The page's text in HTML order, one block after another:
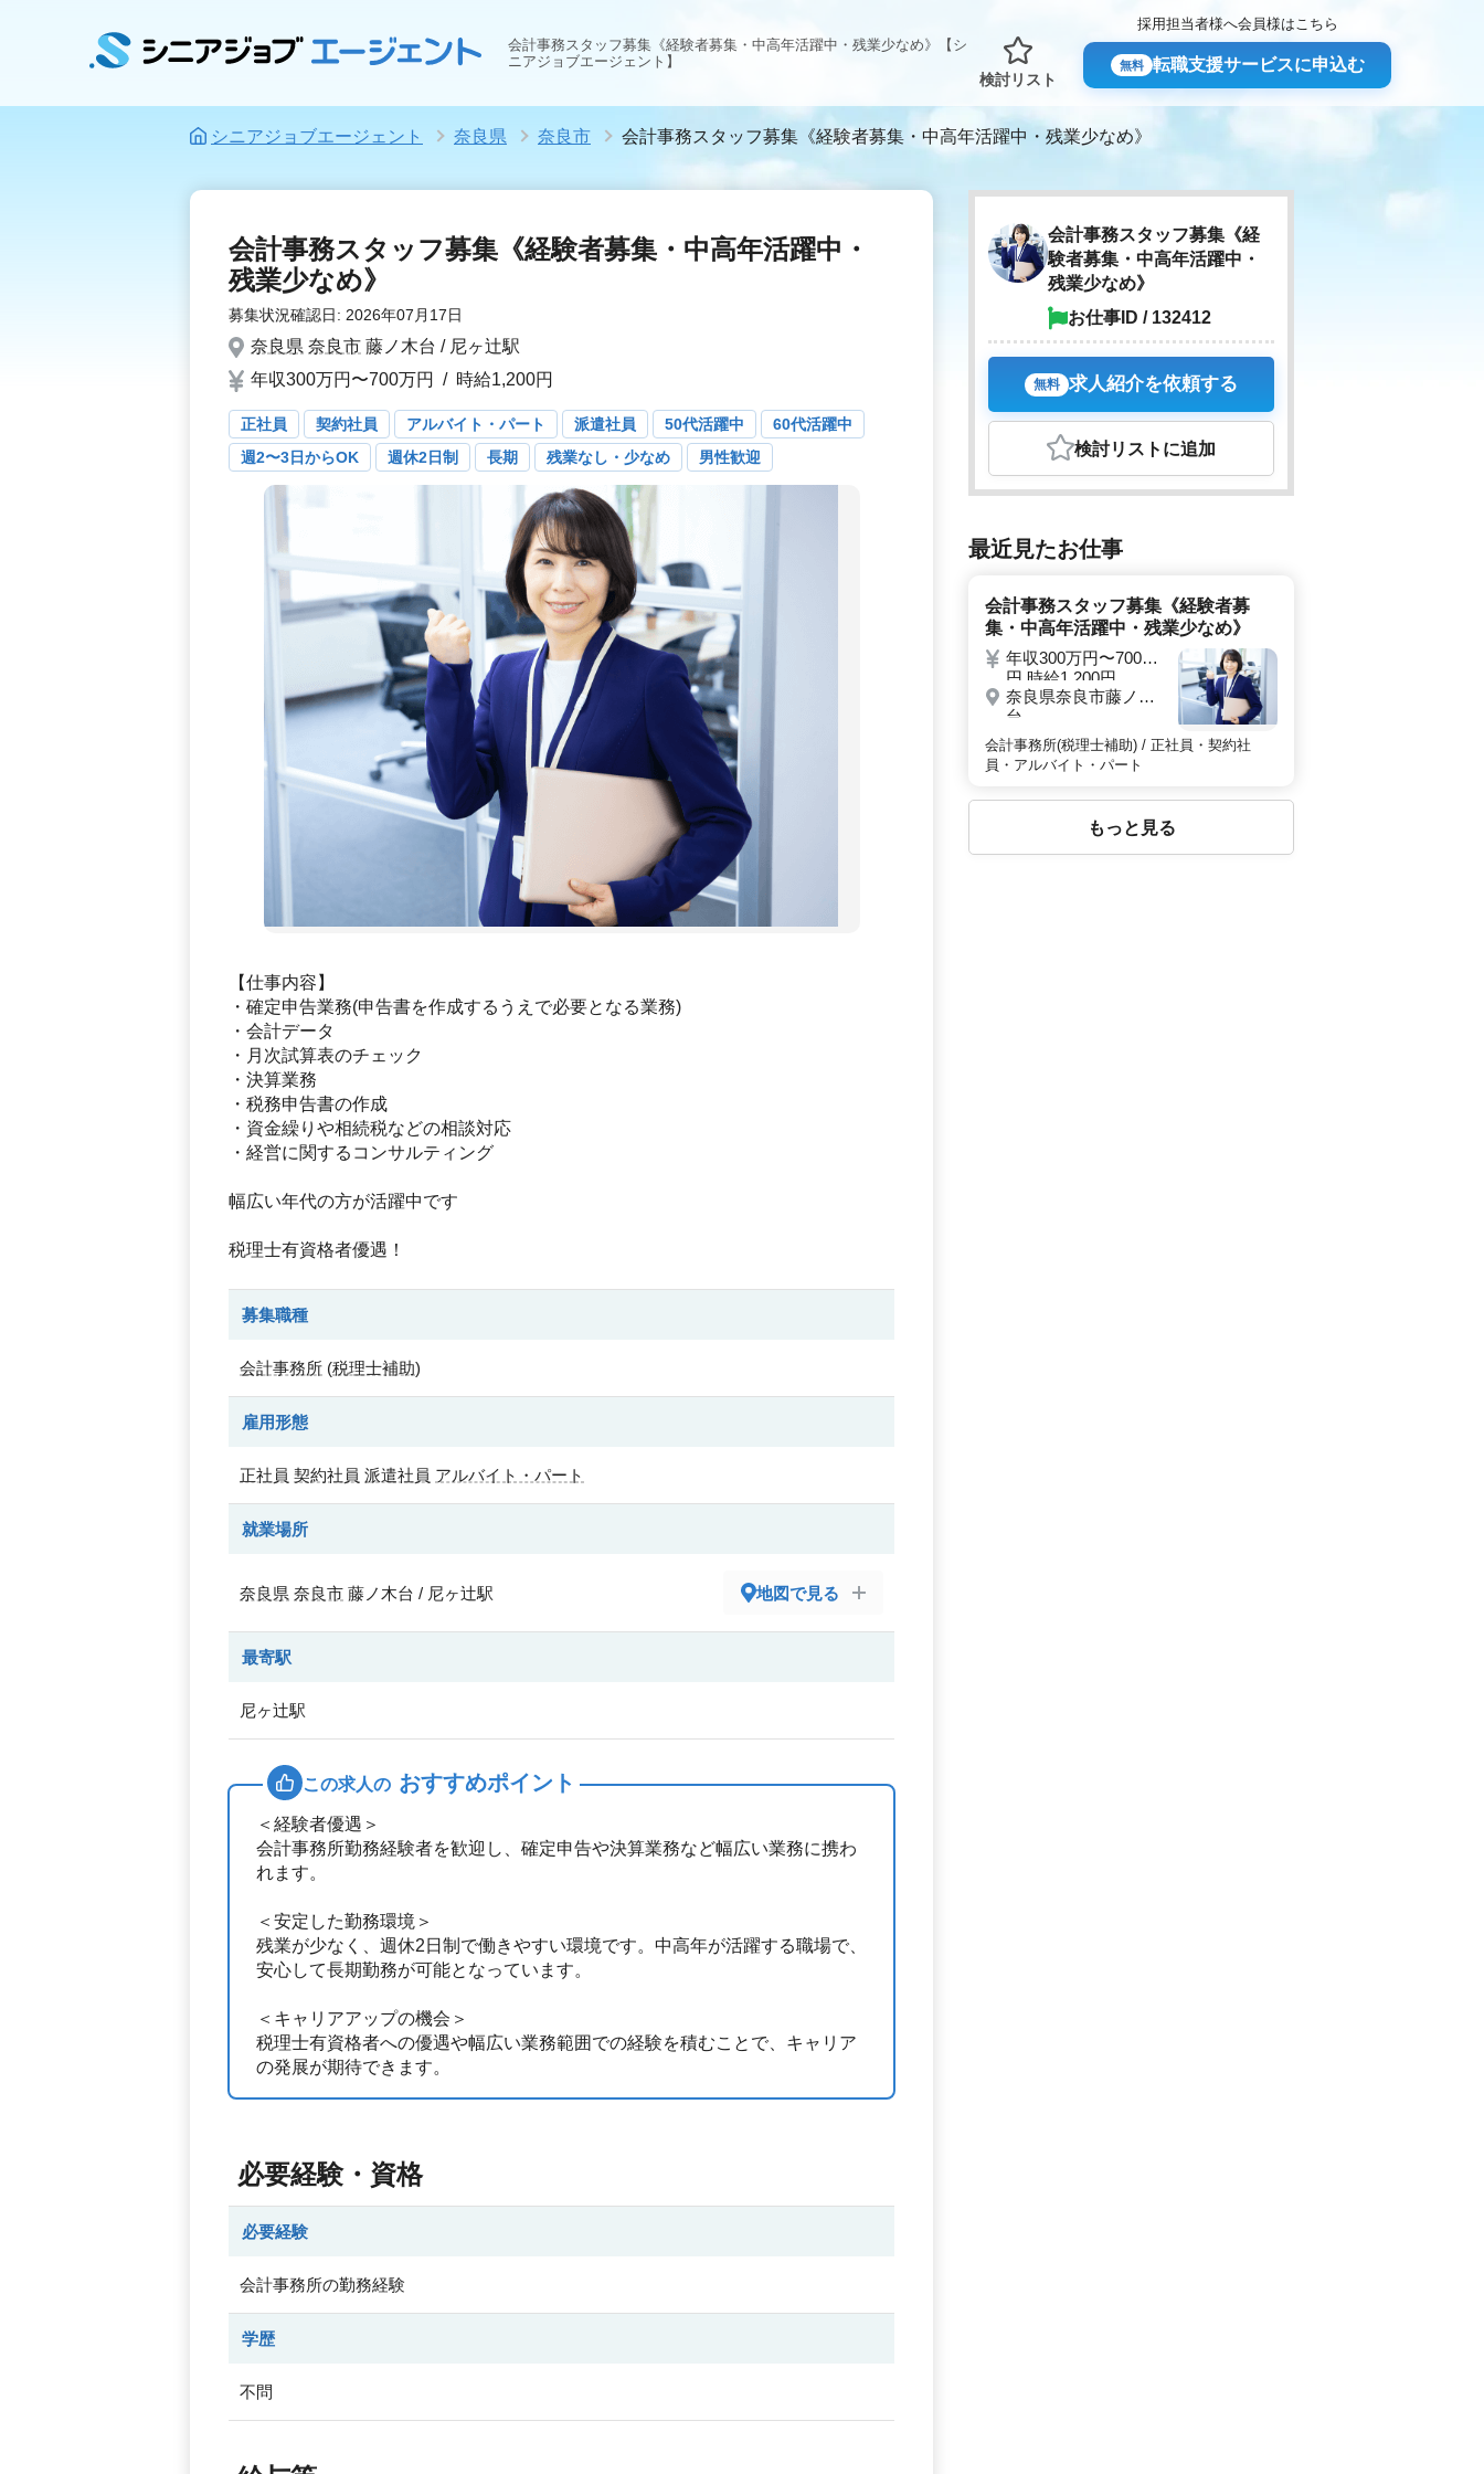
会計事務スタッフ募集《経験者募集・中高年活躍中・残業少なめ》【シ
ニアジョブエージェント】
検討リスト
採用担当者様へ会員様はこちら
無料 転職支援サービスに申込む
シニアジョブエージェント 奈良県 奈良市 会計事務スタッフ募集《経験者募集・中高年活躍中・残業少なめ》
会計事務スタッフ募集《経験者募集・中高年活躍中・
残業少なめ》
募集状況確認日: 2026年07月17日
奈良県 奈良市 藤ノ木台 / 尼ヶ辻駅
年収300万円〜700万円
/ 時給1,200円
正社員 契約社員 アルバイト・パート 派遣社員 50代活躍中
60代活躍中
週2〜3日からOK
週休2日制 長期 残業なし・少なめ 男性歓迎
【仕事内容】
・確定申告業務(申告書を作成するうえで必要となる業務)
・会計データ
・月次試算表のチェック
・決算業務
・税務申告書の作成
・資金繰りや相続税などの相談対応
・経営に関するコンサルティング
幅広い年代の方が活躍中です
税理士有資格者優遇！
募集職種
会計事務所 (税理士補助)
雇用形態
正社員 契約社員 派遣社員 アルバイト・パート
就業場所
奈良県 奈良市 藤ノ木台 / 尼ヶ辻駅 地図で見る
最寄駅
尼ヶ辻駅
この求人の おすすめポイント
＜経験者優遇＞
会計事務所勤務経験者を歓迎し、確定申告や決算業務など幅広い業務に携わ
れます。
＜安定した勤務環境＞
残業が少なく、週休2日制で働きやすい環境です。中高年が活躍する職場で、
安心して長期勤務が可能となっています。
＜キャリアアップの機会＞
税理士有資格者への優遇や幅広い業務範囲での経験を積むことで、キャリア
の発展が期待できます。
必要経験・資格
必要経験
会計事務所の勤務経験
学歴
不問
会計事務スタッフ募集《経
験者募集・中高年活躍中・
残業少なめ》
お仕事ID / 132412
無料 求人紹介を依頼する
検討リスト に追加
最近見たお仕事
会計事務スタッフ募集《経験者募
集・中高年活躍中・残業少なめ》
年収300万円〜700万
円 時給1,200円
奈良県奈良市藤ノ木
台
会計事務所(税理士補助) / 正社員・契約社
員・アルバイト・パート
もっと見る